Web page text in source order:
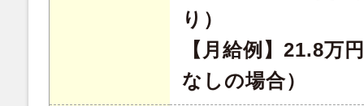
り）
【月給例】21.8万
なしの場合）